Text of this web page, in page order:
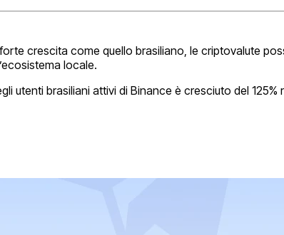
crescita come quello brasiliano, le criptovalute
locale.
utenti brasiliani attivi di Binance è cresciuto del 125%